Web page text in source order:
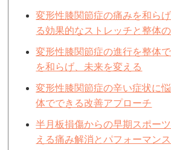
変形性膝関節症の痛みを和ら
る効果的なストレッチと整体
変形性膝関節症の進行を整体
を和らげ、未来を変える
変形性膝関節症の辛い症状に
体でできる改善アプローチ
半月板損傷からの早期スポー
える痛み解消とパフォーマン